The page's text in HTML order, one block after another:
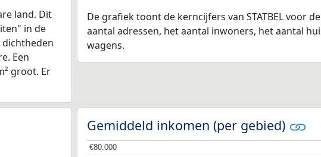
land. Dit
in de
dichtheden
Een
groot. Er
De grafiek toont de kerncijfers van STATBEL voor
aantal adressen, het aantal inwoners, het aantal
wagens.
Gemiddeld inkomen (per gebied)
€80.000
€80.000